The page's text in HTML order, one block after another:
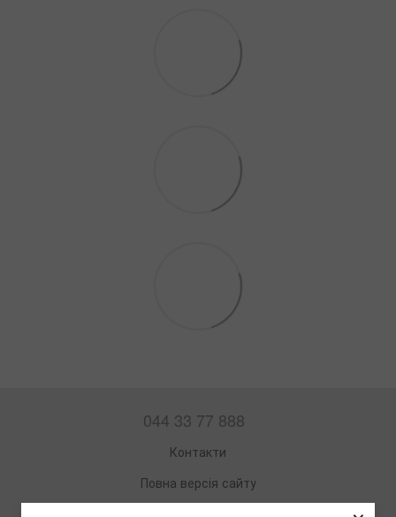
044 33 77 888
Контакти
Повна версія сайту